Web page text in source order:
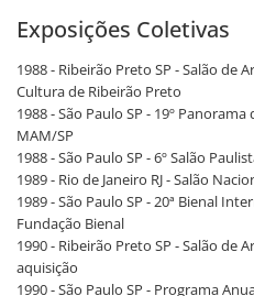
Exposições Coletivas
1988 - Ribeirão Preto SP - Salão de
Cultura de Ribeirão Preto
1988 - São Paulo SP - 19º
MAM/SP
1988 - São Paulo SP - 6º Salão
1989 - Rio de Janeiro RJ - Salão
1989 - São Paulo SP - 20ª Bienal
Fundação Bienal
1990 - Ribeirão Preto SP - Salão de
aquisição
1990 - São Paulo SP - Programa